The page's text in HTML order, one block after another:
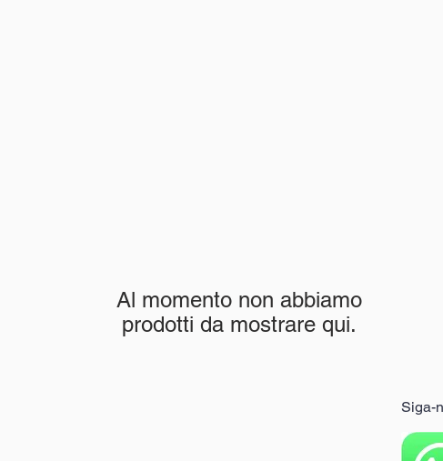
Al momento non abbiamo
prodotti da mostrare qui.
Siga-